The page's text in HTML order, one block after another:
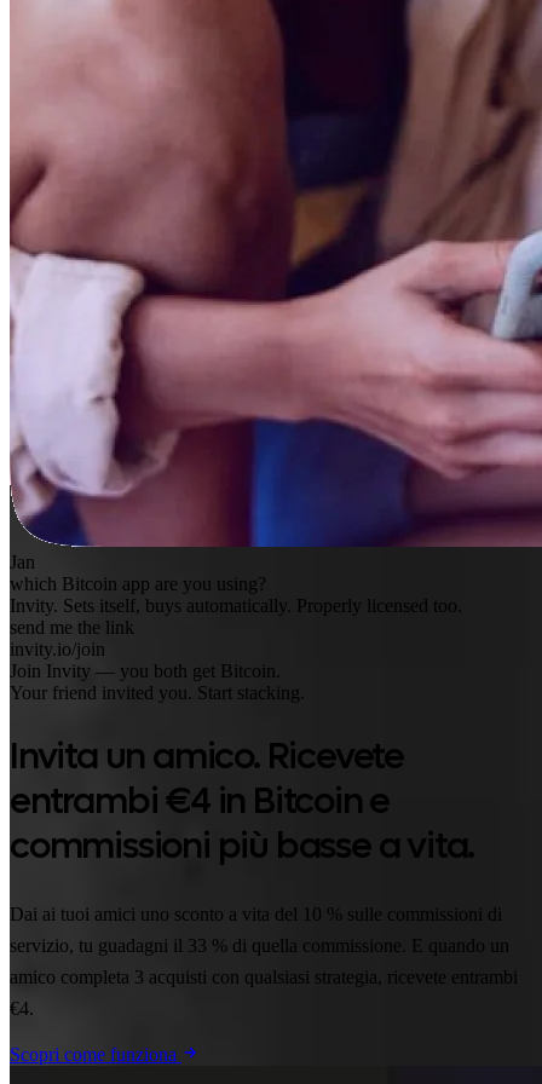
Jan
which Bitcoin app are you using?
Invity. Sets itself, buys automatically. Properly licensed too.
send me the link
invity.io/join
Join Invity — you both get Bitcoin.
Your friend invited you. Start stacking.
Invita un amico. Ricevete
entrambi €4 in Bitcoin e
commissioni più basse a vita.
Dai ai tuoi amici uno sconto a vita del 10 % sulle commissioni di
servizio, tu guadagni il 33 % di quella commissione. E quando un
amico completa 3 acquisti con qualsiasi strategia, ricevete entrambi
€4.
Scopri come funziona